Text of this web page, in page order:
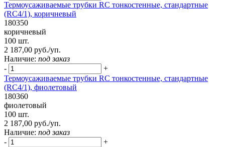
Термоусаживаемые трубки RC тонкостенные, стандартные
(RC4/1), коричневый
180350
коричневый
100 шт.
2 187,00 руб./уп.
Наличие: под заказ
-
+
Термоусаживаемые трубки RC тонкостенные, стандартные
(RC4/1), фиолетовый
180360
фиолетовый
100 шт.
2 187,00 руб./уп.
Наличие: под заказ
-
+